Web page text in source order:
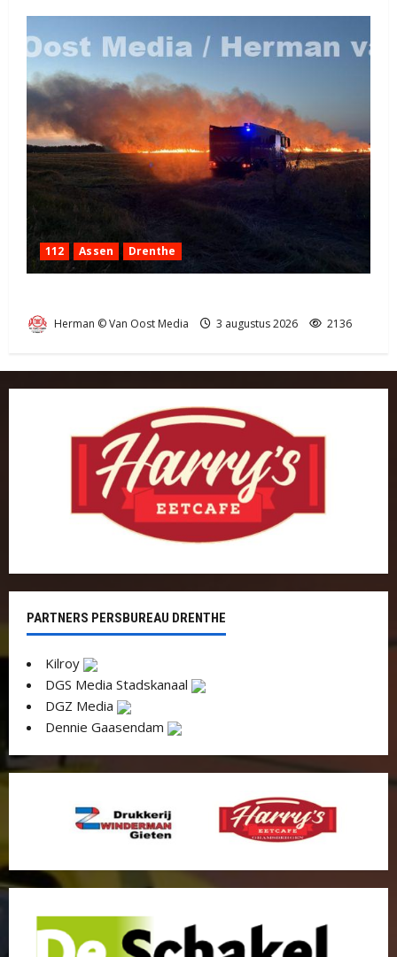
112 Assen Drenthe
Herman © Van Oost Media 3 augustus 2026 2136
PARTNERS PERSBUREAU DRENTHE
Kilroy
DGS Media Stadskanaal
DGZ Media
Dennie Gaasendam